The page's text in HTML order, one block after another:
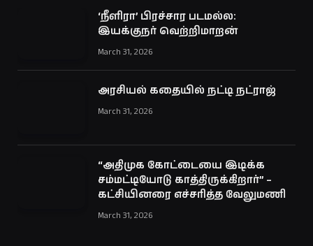
‘நீளிரா’ பிரச்சார படமல்ல:
இயக்குநர் வெற்றிமாறன்
March 31, 2026
அரசியல் கதையில் நட்டி நட்ராஜ்
March 31, 2026
“அதிமுக கோட்டையை இடிக்க
சம்மட்டியோடு காத்திருக்கிறார்” –
கட்சியினரை எச்சரித்த வேலுமணி
March 31, 2026